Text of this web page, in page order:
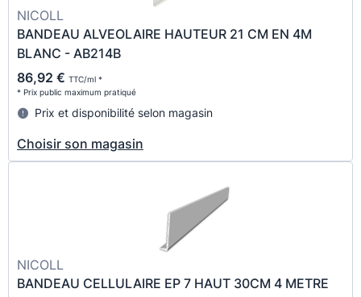
NICOLL
BANDEAU ALVEOLAIRE HAUTEUR 21 CM EN 4M
BLANC - AB214B
86,92 € TTC/ml *
* Prix public maximum pratiqué
Prix et disponibilité selon magasin
Choisir son magasin
NICOLL
BANDEAU CELLULAIRE EP 7 HAUT 30CM 4 METRE